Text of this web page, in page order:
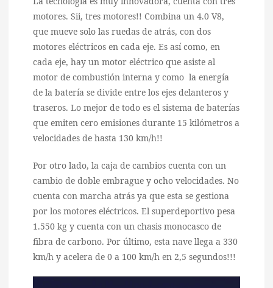
motores. Sii, tres motores!! Combina un 4.0 V8,
que mueve solo las ruedas de atrás, con dos
motores eléctricos en cada eje. Es así como, en
cada eje, hay un motor eléctrico que asiste al
motor de combustión interna y como la energía
de la batería se divide entre los ejes delanteros y
traseros. Lo mejor de todo es el sistema de baterías
que emiten cero emisiones durante 15 kilómetros a
velocidades de hasta 130 km/h!!
Por otro lado, la caja de cambios cuenta con un
cambio de doble embrague y ocho velocidades. No
cuenta con marcha atrás ya que esta se gestiona
por los motores eléctricos. El superdeportivo pesa
1.550 kg y cuenta con un chasis monocasco de
fibra de carbono. Por último, esta nave llega a 330
km/h y acelera de 0 a 100 km/h en 2,5 segundos!!!